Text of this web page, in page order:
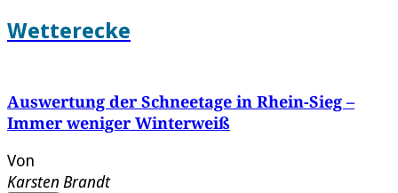
Wetterecke
Auswertung der Schneetage in Rhein-Sieg –
Immer weniger Winterweiß
Von
Karsten Brandt